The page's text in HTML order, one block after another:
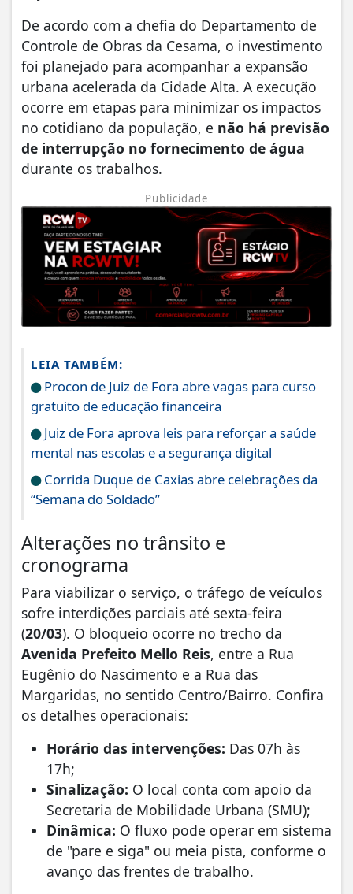
​De acordo com a chefia do Departamento de
Controle de Obras da Cesama, o investimento
foi planejado para acompanhar a expansão
urbana acelerada da Cidade Alta. A execução
ocorre em etapas para minimizar os impactos
no cotidiano da população, e não há previsão
de interrupção no fornecimento de água
durante os trabalhos.
Publicidade
LEIA TAMBÉM:
Procon de Juiz de Fora abre vagas para curso
gratuito de educação financeira
Juiz de Fora aprova leis para reforçar a saúde
mental nas escolas e a segurança digital
Corrida Duque de Caxias abre celebrações da
“Semana do Soldado”
​Alterações no trânsito e
cronograma
​Para viabilizar o serviço, o tráfego de veículos
sofre interdições parciais até sexta-feira
(20/03). O bloqueio ocorre no trecho da
Avenida Prefeito Mello Reis, entre a Rua
Eugênio do Nascimento e a Rua das
Margaridas, no sentido Centro/Bairro. Confira
os detalhes operacionais:
Horário das intervenções: Das 07h às
17h;
Sinalização: O local conta com apoio da
Secretaria de Mobilidade Urbana (SMU);
Dinâmica: O fluxo pode operar em sistema
de "pare e siga" ou meia pista, conforme o
avanço das frentes de trabalho.